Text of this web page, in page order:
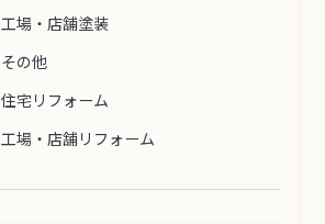
工場・店舗塗装
その他
住宅リフォーム
工場・店舗リフォーム